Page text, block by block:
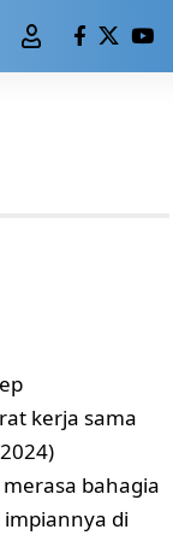
kerja sama
bahagia
di